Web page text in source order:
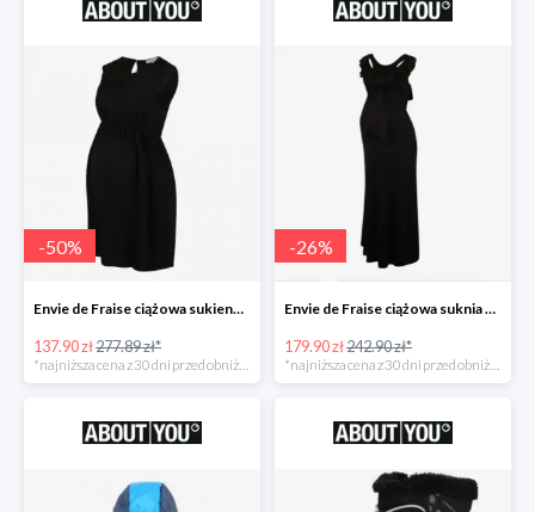
-50%
Envie de Fraise ciążowa sukienka 'Madeleine' -50%
137.90 zł277.89 zł*
-26%
Envie de Fraise ciążowa suknia wieczorowa 'Lucille' -26%
179.90 zł242.90 zł*